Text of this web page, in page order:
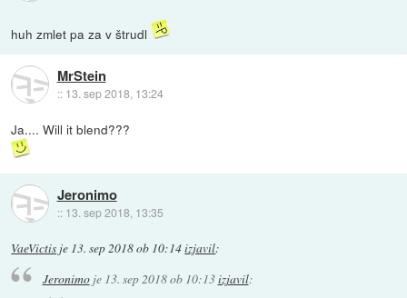
huh zmlet pa za v štrudl
MrStein
:: 13. sep 2018, 13:24
Ja.... Will it blend???
Jeronimo
:: 13. sep 2018, 13:35
VaeVictis je 13. sep 2018 ob 10:14izjavil:
Jeronimoje 13. sep 2018 ob 10:13izjavil: